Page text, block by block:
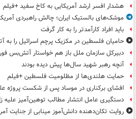
هشدار افسر ارشد آمریکایی به کاخ سفید +فیلم
موشک‌های بالستیک ایران؛ چالش راهبردی
باید افراد کارآمدتر را به کار گرفت
حامیان فلسطین در مکزیک پرچم اسرائیل را به
دبیرکل سازمان ملل باز هم خواستار آتش‌بس
آنچه رهبر شهید سال‌ها پیش دیده بودند
حمایت هلندی‌ها از مظلومیت فلسطین +فیلم
افشای برکناری در موساد پس از شکست پروژه
دستگیری عامل انتشار مطالب توهین‌آمیز علیه
روایت تکان‌دهنده دانش‌آموز مینابی از جنایت